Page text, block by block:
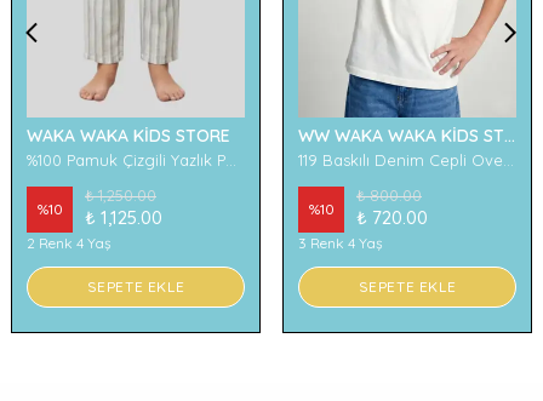
WAKA WAKA KİDS STORE
%10
₺ 1,250.00
₺ 1,125.00
2 Renk 4 Yaş
SEPETE EKLE
WW WAKA WAKA KİDS STORE
%10
₺ 800.00
₺ 720.00
3 Renk 4 Yaş
SEPETE EKLE